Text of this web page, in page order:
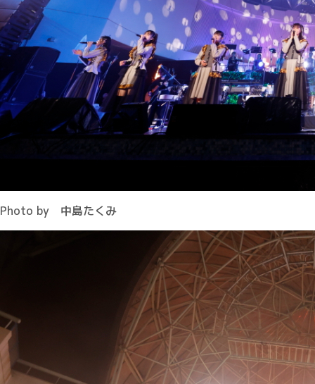
Photo by 中島たくみ